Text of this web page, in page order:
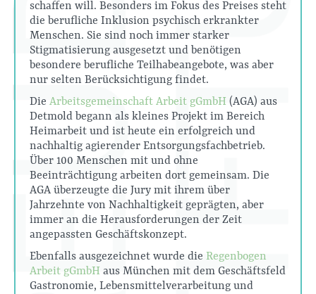
schaffen will. Besonders im Fokus des Preises steht
die berufliche Inklusion psychisch erkrankter
Menschen. Sie sind noch immer starker
Stigmatisierung ausgesetzt und benötigen
besondere berufliche Teilhabeangebote, was aber
nur selten Berücksichtigung findet.
Die Arbeitsgemeinschaft Arbeit gGmbH (AGA) aus
Detmold begann als kleines Projekt im Bereich
Heimarbeit und ist heute ein erfolgreich und
nachhaltig agierender Entsorgungsfachbetrieb.
Über 100 Menschen mit und ohne
Beeinträchtigung arbeiten dort gemeinsam. Die
AGA überzeugte die Jury mit ihrem über
Jahrzehnte von Nachhaltigkeit geprägten, aber
immer an die Herausforderungen der Zeit
angepassten Geschäftskonzept.
Ebenfalls ausgezeichnet wurde die Regenbogen
Arbeit gGmbH aus München mit dem Geschäftsfeld
Gastronomie, Lebensmittelverarbeitung und